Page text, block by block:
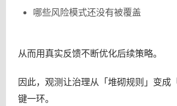
哪些风险模式还没有被覆盖
从而用真实反馈不断优化后续策略。
因此，观测让治理从「堆砌规则」变成
键一环。